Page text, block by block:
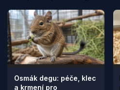
Osmák degu: péče, klec
a krmení pro